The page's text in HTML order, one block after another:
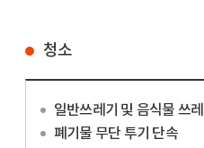
청소
일반쓰레기 및 음식물 쓰레
폐기물 무단 투기 단속